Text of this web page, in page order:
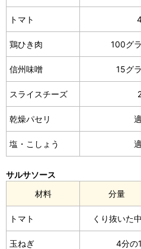
トマト
鶏ひき肉 100グ
信州味噌 15グ
スライスチーズ
乾燥パセリ
塩・こしょう
サルサソース
材料
分量
トマト くり抜いた
玉ねぎ 4分の